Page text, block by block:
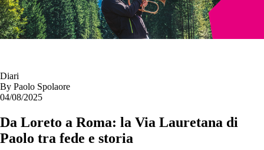
Diari
By Paolo Spolaore
04/08/2025
Da Loreto a Roma: la Via Lauretana di
Paolo tra fede e storia